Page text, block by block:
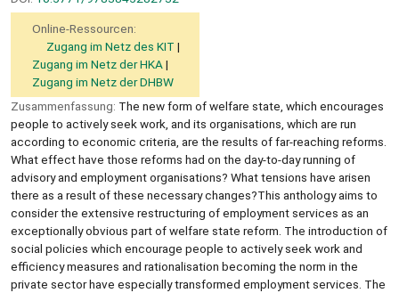
Online-Ressourcen:
Zugang im Netz des KIT
Zugang im Netz der HKA
Zugang im Netz der DHBW
Zusammenfassung: The new form of welfare state, which encourages
people to actively seek work, and its organisations, which are run
according to economic criteria, are the results of far-reaching reforms.
What effect have those reforms had on the day-to-day running of
advisory and employment organisations? What tensions have arisen
there as a result of these necessary changes?This anthology aims to
consider the extensive restructuring of employment services as an
exceptionally obvious part of welfare state reform. The introduction of
social policies which encourage people to actively seek work and
efficiency measures and rationalisation becoming the norm in the
private sector have especially transformed employment services. The